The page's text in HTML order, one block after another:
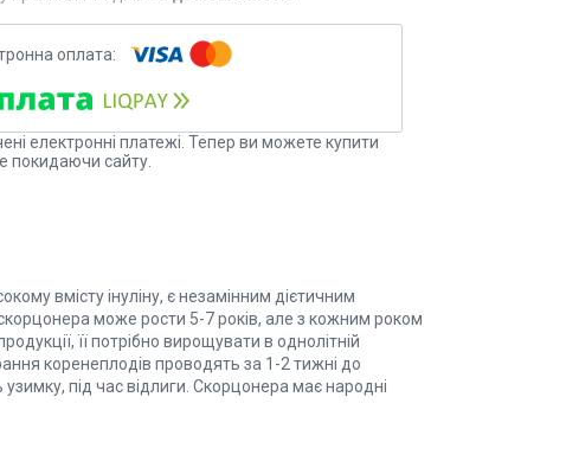
електронні платежі. Тепер ви можете купити
покидаючи сайту.
вмісту інуліну, є незамінним дієтичним
може рости 5-7 років, але з кожним роком
її потрібно вирощувати в однолітній
коренеплодів проводять за 1-2 тижні до
під час відлиги. Скорцонера має народні